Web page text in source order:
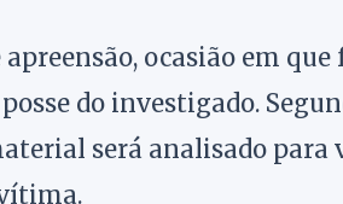
ocasião em que
do investigado.
será analisado para